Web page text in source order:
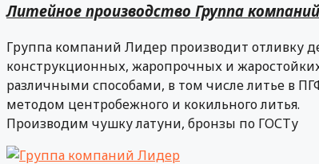
Литейное производство Группа
Группа компаний Лидер производит отливку
конструкционных, жаропрочных и
различными способами, в том числе литье в
методом центробежного и кокильного литья.
Производим чушку латуни, бронзы по ГОСТу